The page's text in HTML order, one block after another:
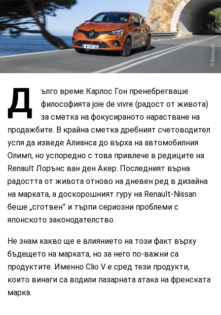
Renault
Д
ълго време Карлос Гон пренебрегваше
философията joie de vivre (радост от живота)
за сметка на фокусираното нарастване на
продажбите. В крайна сметка дребният счетоводител
успя да изведе Алианса до върха на автомобилния
Олимп, но успоредно с това привлече в редиците на
Renault Лорънс ван ден Акер. Последният върна
радостта от живота отново на дневен ред в дизайна
на марката, а доскорошният гуру на Renault-Nissan
беше „сготвен” и търпи сериозни проблеми с
японското законодателство.
Не знам какво ще е влиянието на този факт върху
бъдещето на марката, но за него по-важни са
продуктите. Именно Clio V е сред тези продукти,
които винаги са водили пазарната атака на френската
марка.